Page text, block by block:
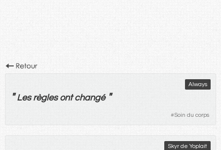
Always
" Les règles ont changé "
#Soin du corps
Skyr de Yoplait